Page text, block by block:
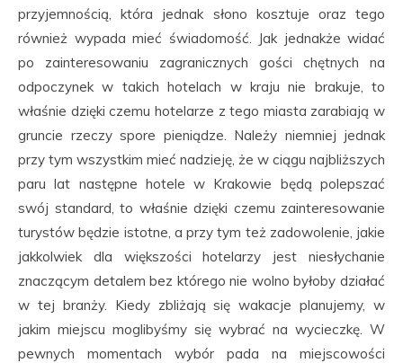
przyjemnością, która jednak słono kosztuje oraz tego
również wypada mieć świadomość. Jak jednakże widać
po zainteresowaniu zagranicznych gości chętnych na
odpoczynek w takich hotelach w kraju nie brakuje, to
właśnie dzięki czemu hotelarze z tego miasta zarabiają w
gruncie rzeczy spore pieniądze. Należy niemniej jednak
przy tym wszystkim mieć nadzieję, że w ciągu najbliższych
paru lat następne hotele w Krakowie będą polepszać
swój standard, to właśnie dzięki czemu zainteresowanie
turystów będzie istotne, a przy tym też zadowolenie, jakie
jakkolwiek dla większości hotelarzy jest niesłychanie
znaczącym detalem bez którego nie wolno byłoby działać
w tej branży. Kiedy zbliżają się wakacje planujemy, w
jakim miejscu moglibyśmy się wybrać na wycieczkę. W
pewnych momentach wybór pada na miejscowości